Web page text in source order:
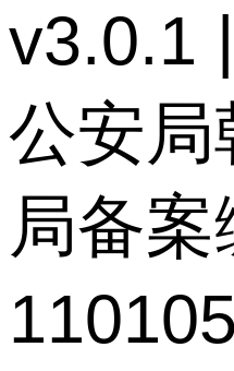
v3.0.1
公安局
局备